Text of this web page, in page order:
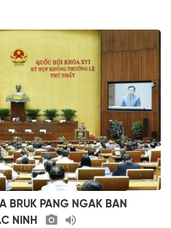
BRUK PANG NGAK BAN
NINH